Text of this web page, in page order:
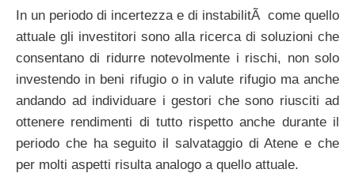
In un periodo di incertezza e di instabilitÃ come quello
attuale gli investitori sono alla ricerca di soluzioni che
consentano di ridurre notevolmente i rischi, non solo
investendo in beni rifugio o in valute rifugio ma anche
andando ad individuare i gestori che sono riusciti ad
ottenere rendimenti di tutto rispetto anche durante il
periodo che ha seguito il salvataggio di Atene e che
per molti aspetti risulta analogo a quello attuale.